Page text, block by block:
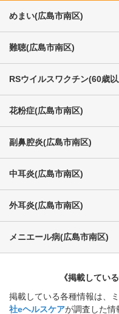
めまい(広島市南区)
難聴(広島市南区)
RSウイルスワクチン(60歳
花粉症(広島市南区)
副鼻腔炎(広島市南区)
中耳炎(広島市南区)
外耳炎(広島市南区)
メニエール病(広島市南区)
《掲載してい
掲載している各種情報は、
社eヘルスケアが調査した情